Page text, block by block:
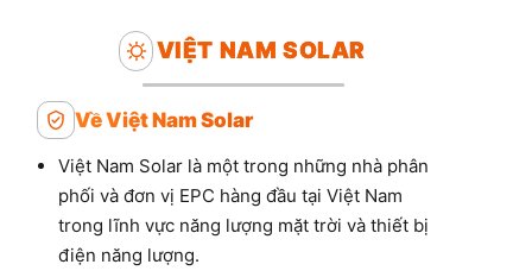
VIỆT NAM SOLAR
Về Việt Nam Solar
Việt Nam Solar là một trong những nhà phân
phối và đơn vị EPC hàng đầu tại Việt Nam
trong lĩnh vực năng lượng mặt trời và thiết bị
điện năng lượng.